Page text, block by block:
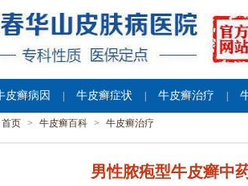
皮癣病因 牛皮癣症状 牛皮癣治疗
首页 > 牛皮癣百科 > 牛皮癣治疗
男性脓疱型牛皮癣中